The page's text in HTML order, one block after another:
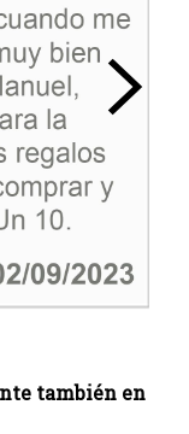
también en